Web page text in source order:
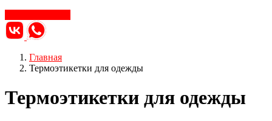
Главная
Термоэтикетки для одежды
Термоэтикетки для одежды